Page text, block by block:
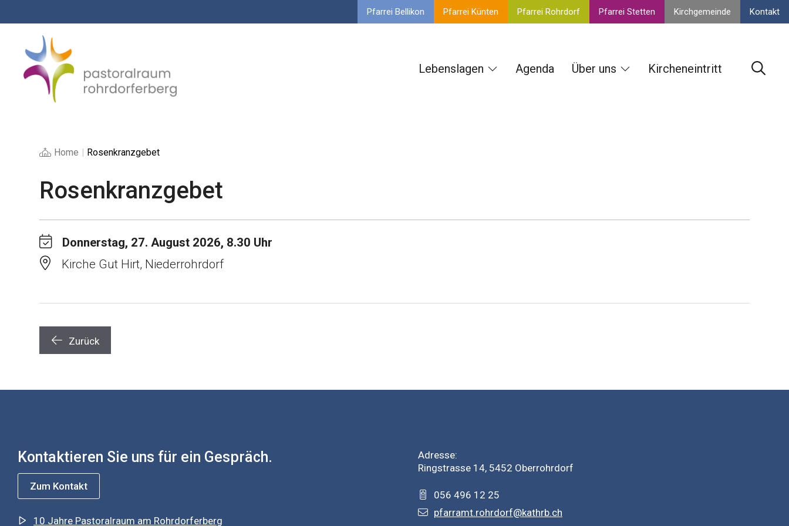
Pfarrei Bellikon Pfarrei Künten Pfarrei Rohrdorf Pfarrei Stetten Kirchgemeinde Kontakt
Lebenslagen Agenda Über uns Kircheneintritt
Home | Rosenkranzgebet
Rosenkranzgebet
Donnerstag, 27. August 2026, 8.30 Uhr
Kirche Gut Hirt, Niederrohrdorf
Zurück
Kontaktieren Sie uns für ein Gespräch.
Zum Kontakt
10 Jahre Pastoralraum am Rohrdorferberg
Adresse:
Ringstrasse 14, 5452 Oberrohrdorf
056 496 12 25
pfarramt.rohrdorf@kathrb.ch